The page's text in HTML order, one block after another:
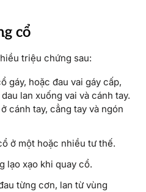
cổ
triệu chứng sau:
gáy, hoặc đau vai gáy cấp,
lan xuống vai và cánh tay.
cánh tay, cẳng tay và ngón
ở một hoặc nhiều tư thế.
lạo xạo khi quay cổ.
từng cơn, lan từ vùng